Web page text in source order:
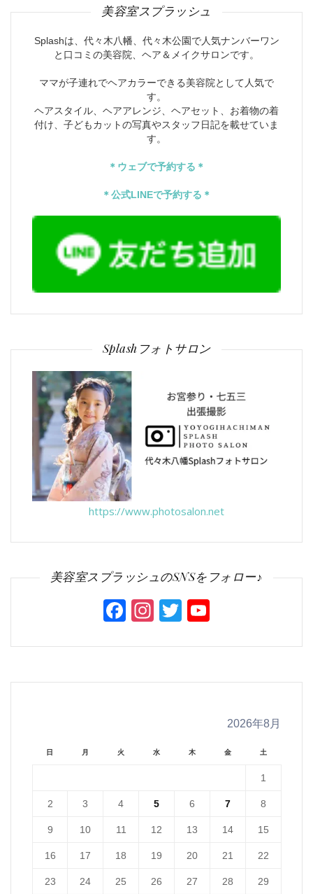
美容室スプラッシュ
Splashは、代々木八幡、代々木公園で人気ナンバーワン
と口コミの美容院、ヘア＆メイクサロンです。
ママが子連れでヘアカラーできる美容院として人気で
す。
ヘアスタイル、ヘアアレンジ、ヘアセット、お着物の着
付け、子どもカットの写真やスタッフ日記を載せていま
す。
＊ウェブで予約する＊
＊公式LINEで予約する＊
Splashフォトサロン
https://www.photosalon.net
美容室スプラッシュのSNSをフォロー♪
Facebook
Instagram
Twitter
2026年8月
日 月 火 水 木 金 土
1
2 3 4 5 6 7 8
9 10 11 12 13 14 15
16 17 18 19 20 21 22
23 24 25 26 27 28 29